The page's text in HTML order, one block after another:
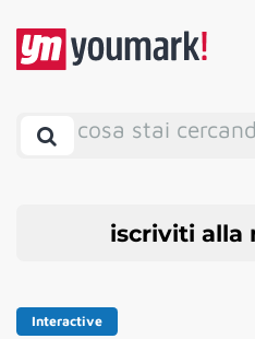
cosa stai
iscriviti alla
Interactive